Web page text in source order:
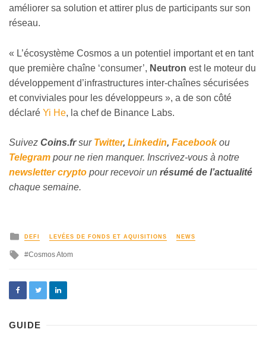
améliorer sa solution et attirer plus de participants sur son
réseau.
« L’écosystème Cosmos a un potentiel important et en tant
que première chaîne ‘consumer’, Neutron est le moteur du
développement d’infrastructures inter-chaînes sécurisées
et conviviales pour les développeurs », a de son côté
déclaré Yi He, la chef de Binance Labs.
Suivez Coins.frsur Twitter, Linkedin, Facebookou
Telegram pour ne rien manquer. Inscrivez-vous à notre
newsletter crypto pour recevoir un résumé de l’actualité
chaque semaine.
DEFI LEVÉES DE FONDS ET AQUISITIONS NEWS
Cosmos Atom
GUIDE